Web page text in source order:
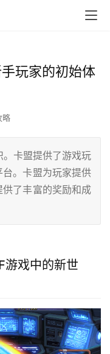
玩家的初始体
略
卡盟提供了游戏玩
。卡盟为玩家提供
了丰富的奖励和成
游戏中的新世